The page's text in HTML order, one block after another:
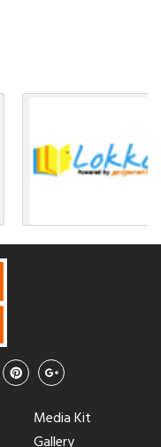
Media Kit
Gallery